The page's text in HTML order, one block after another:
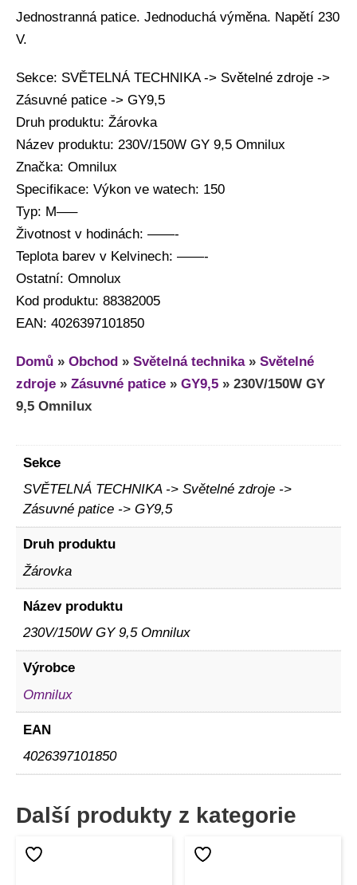
Jednostranná patice. Jednoduchá výměna. Napětí 230
V.
Sekce: SVĚTELNÁ TECHNIKA -> Světelné zdroje ->
Zásuvné patice -> GY9,5
Druh produktu: Žárovka
Název produktu: 230V/150W GY 9,5 Omnilux
Značka: Omnilux
Specifikace: Výkon ve watech: 150
Typ: M—–
Životnost v hodinách: ——-
Teplota barev v Kelvinech: ——-
Ostatní: Omnolux
Kod produktu: 88382005
EAN: 4026397101850
Domů » Obchod » Světelná technika» Světelné
zdroje » Zásuvné patice » GY9,5 » 230V/150W GY
9,5 Omnilux
Sekce
SVĚTELNÁ TECHNIKA -> Světelné zdroje ->
Zásuvné patice -> GY9,5
Druh produktu
Žárovka
Název produktu
230V/150W GY 9,5 Omnilux
Výrobce
Omnilux
EAN
4026397101850
Další produkty z kategorie